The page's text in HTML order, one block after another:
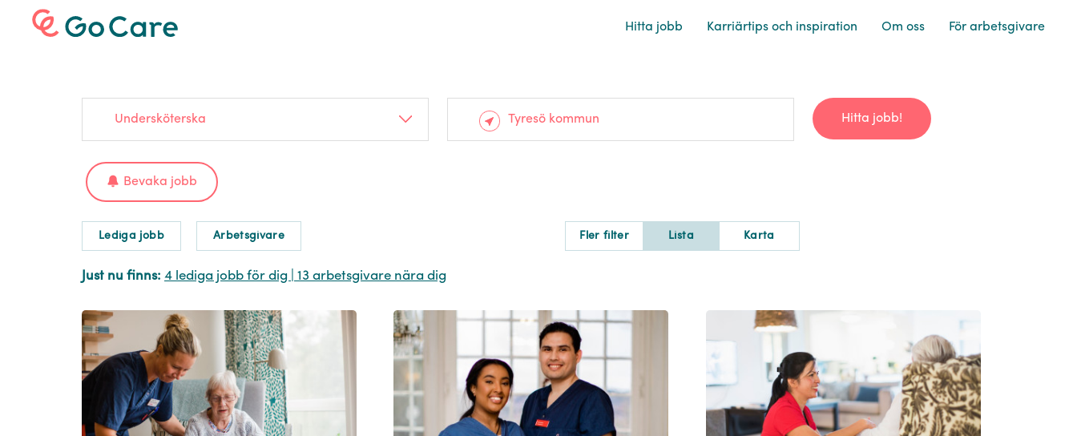
Hitta jobb Karriärtips och inspiration Om oss För arbetsgivare
Undersköterska Hitta jobb!
Bevaka jobb
Lediga jobb Arbetsgivare Fler filter Lista Karta
Just nu finns: 4 lediga jobb för dig | 13 arbetsgivare nära dig